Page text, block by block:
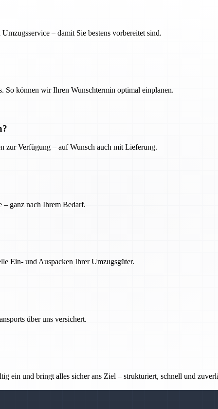
– damit Sie bestens vorbereitet sind.
So können wir Ihren Wunschtermin optimal einplanen.
zur Verfügung – auf Wunsch auch mit Lieferung.
– ganz nach Ihrem Bedarf.
Ein- und Auspacken Ihrer Umzugsgüter.
über uns versichert.
ein und bringt alles sicher ans Ziel – strukturiert, schnell und